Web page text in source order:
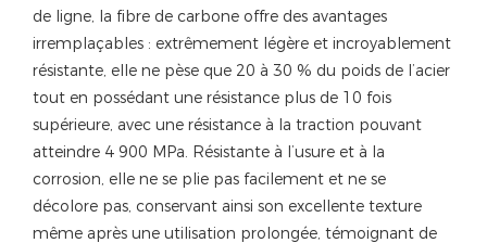
de ligne, la fibre de carbone offre des avantages
irremplaçables : extrêmement légère et incroyablement
résistante, elle ne pèse que 20 à 30 % du poids de l’acier
tout en possédant une résistance plus de 10 fois
supérieure, avec une résistance à la traction pouvant
atteindre 4 900 MPa. Résistante à l’usure et à la
corrosion, elle ne se plie pas facilement et ne se
décolore pas, conservant ainsi son excellente texture
même après une utilisation prolongée, témoignant de